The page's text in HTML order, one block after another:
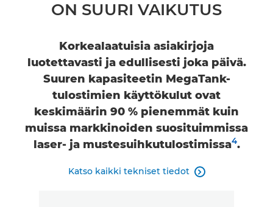
Tekniset tiedotON SUURI VAIKUTUS
Korkealaatuisia asiakirjoja
luotettavasti ja edullisesti joka päivä.
Suuren kapasiteetin MegaTank-
tulostimien käyttökulut ovat
keskimäärin 90 % pienemmät kuin
muissa markkinoiden suosituimmissa
laser- ja mustesuihkutulostimissa4.
Katso kaikki tekniset tiedot 